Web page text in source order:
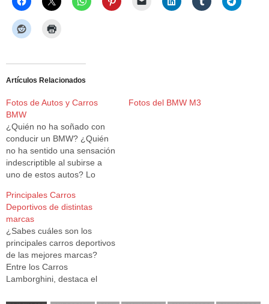
Artículos Relacionados
Fotos de Autos y Carros
BMW
¿Quién no ha soñado con
conducir un BMW? ¿Quién
no ha sentido una sensación
indescriptible al subirse a
uno de estos autos? Lo
convertido en uno de los
más grandes fabricantes de
automóviles a nivel mundial
debido a la belleza y
distinción de sus…
Fotos del BMW M3
Principales Carros
Deportivos de distintas
marcas
¿Sabes cuáles son los
principales carros deportivos
de las mejores marcas?
Entre los Carros
Lamborghini, destaca el